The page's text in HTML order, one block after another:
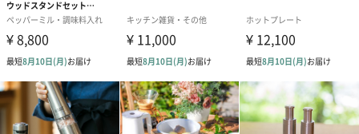
ョン花、千日紅、金盞花
幅・奥行き・
高さ
320mm・215mm・130mm
外装の形状
四角い紙箱
重さ/内容量
ポット 約250ｇ
工芸茶 各7-8ｇ 5個入り